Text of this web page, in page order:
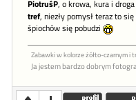
PiotruśP, o krowa, kura i
tref, niezły pomysł teraz to
śpiochów się pobudzi
Zabawki w kolorze żółto-czarnym i
Ja jestem bardzo dobrym